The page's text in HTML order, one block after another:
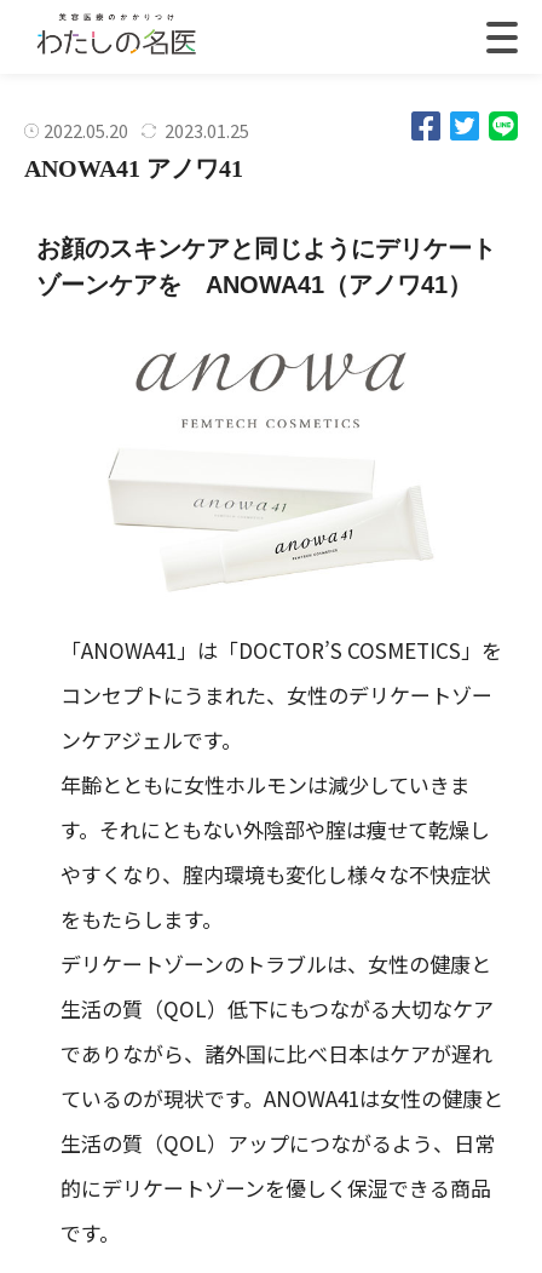
2022.05.20 2023.01.25
ANOWA41 アノワ41
お顔のスキンケアと同じようにデリケート
ゾーンケアを ANOWA41（アノワ41）
「ANOWA41」は「DOCTOR’S COSMETICS」を
コンセプトにうまれた、女性のデリケートゾー
ンケアジェルです。
年齢とともに女性ホルモンは減少していきま
す。それにともない外陰部や腟は痩せて乾燥し
やすくなり、腟内環境も変化し様々な不快症状
をもたらします。
デリケートゾーンのトラブルは、女性の健康と
生活の質（QOL）低下にもつながる大切なケア
でありながら、諸外国に比べ日本はケアが遅れ
ているのが現状です。ANOWA41は女性の健康と
生活の質（QOL）アップにつながるよう、日常
的にデリケートゾーンを優しく保湿できる商品
です。